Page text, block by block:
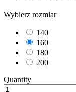
Wybierz rozmiar
140
160
180
200
Quantity